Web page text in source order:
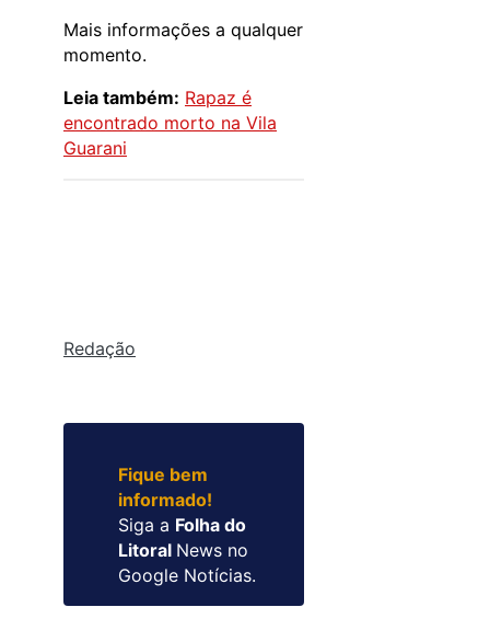
Mais informações a qualquer
momento.
Leia também: Rapaz é
encontrado morto na Vila
Guarani
Redação
Fique bem
informado!
Siga a Folha do
Litoral News no
Google Notícias.